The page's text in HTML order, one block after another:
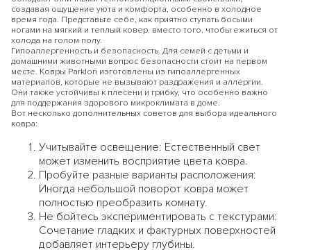
создавая ощущение уюта и комфорта, особенно в холодное
время года. Представьте себе, как приятно ступать босыми
ногами на мягкий и теплый ковер, вместо того, чтобы ежиться от
холода на голом полу.
Гипоаллергенность и безопасность. Для семей с детьми и
домашними животными вопрос безопасности стоит на первом
месте. Ковры Parklon изготовлены из гипоаллергенных
материалов, которые не вызывают раздражения и аллергии.
Они также устойчивы к плесени и грибку, что особенно важно
для поддержания здорового микроклимата в доме.
Вот несколько дополнительных советов для выбора идеального
ковра:
Учитывайте освещение: Естественный свет
может изменить восприятие цвета ковра.
Пробуйте разные варианты расположения:
Иногда небольшой поворот ковра может
полностью преобразить комнату.
Не бойтесь экспериментировать с текстурами:
Сочетание гладких и фактурных поверхностей
добавляет интерьеру глубины.
или
Скидку 15%при покупке товаров
разных брендовпо промокоду:
по промокоду: KIDS15
Остаться на Parklon